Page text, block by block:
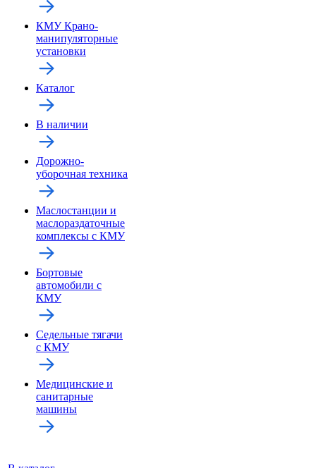
КМУ Крано-
манипуляторные
установки
Каталог
В наличии
Дорожно-
уборочная техника
Маслостанции и
маслораздаточные
комплексы с КМУ
Бортовые
автомобили с
КМУ
Седельные тягачи
с КМУ
Медицинские и
санитарные
машины